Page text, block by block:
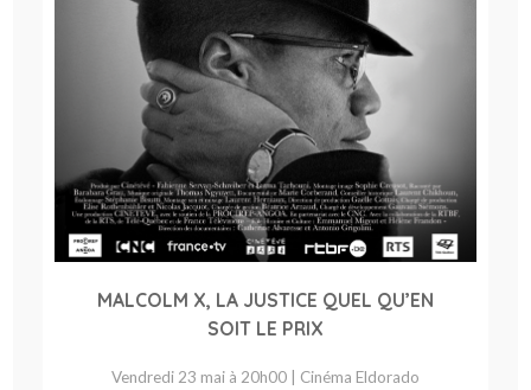
MALCOLM X, LA JUSTICE QUEL QU’EN
SOIT LE PRIX
Vendredi 23 mai à 20h00 | Cinéma Eldorado